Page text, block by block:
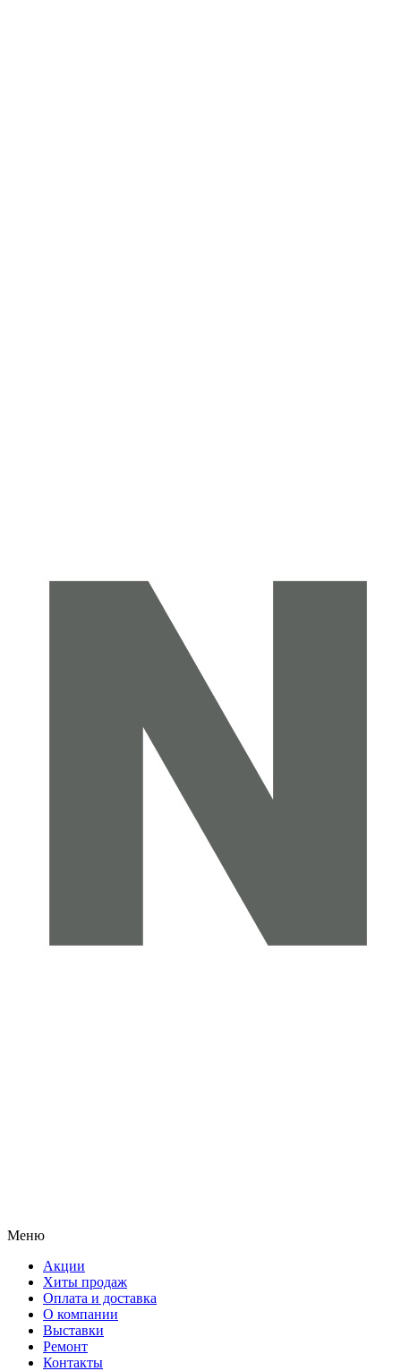
Меню
Акции
Хиты продаж
Оплата и доставка
О компании
Выставки
Ремонт
Контакты